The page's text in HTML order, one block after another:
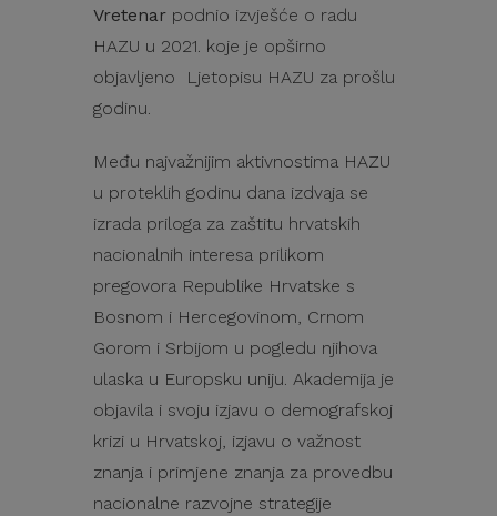
Vretenar podnio izvješće o radu
HAZU u 2021. koje je opširno
objavljeno Ljetopisu HAZU za prošlu
godinu.
Među najvažnijim aktivnostima HAZU
u proteklih godinu dana izdvaja se
izrada priloga za zaštitu hrvatskih
nacionalnih interesa prilikom
pregovora Republike Hrvatske s
Bosnom i Hercegovinom, Crnom
Gorom i Srbijom u pogledu njihova
ulaska u Europsku uniju. Akademija je
objavila i svoju izjavu o demografskoj
krizi u Hrvatskoj, izjavu o važnost
znanja i primjene znanja za provedbu
nacionalne razvojne strategije